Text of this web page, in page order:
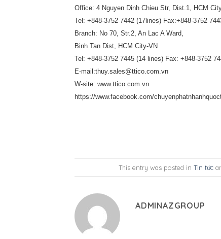
Office: 4 Nguyen Dinh Chieu Str, Dist.1, HCM
Tel: +848-3752 7442 (17lines) Fax:+848-3752
Branch: No 70, Str.2, An Lac A Ward,
Binh Tan Dist, HCM City-VN
Tel: +848-3752 7445 (14 lines) Fax: +848-3752
E-mail:thuy.sales@ttico.com.vn
W-site: www.ttico.com.vn
https://www.facebook.com/
This entry was posted inTin tức
ADMINAZGROUP